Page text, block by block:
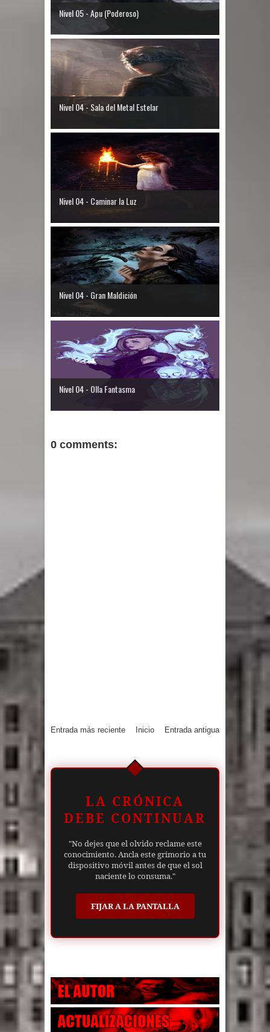
Nivel 05 - Apu (Poderoso)
Nivel 04 - Sala del Metal Estelar
Nivel 04 - Caminar la Luz
Nivel 04 - Gran Maldición
Nivel 04 - Olla Fantasma
0 comments:
Entrada más reciente Entrada antigua
Inicio
LA CRÓNICA
DEBE CONTINUAR
"No dejes que el olvido reclame este
conocimiento. Ancla este grimorio a tu
dispositivo móvil antes de que el sol
naciente lo consuma."
FIJAR A LA PANTALLA